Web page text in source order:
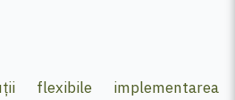
flexibile implementarea